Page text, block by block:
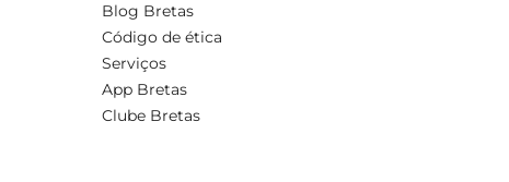
Blog Bretas
Código de ética
Serviços
App Bretas
Clube Bretas